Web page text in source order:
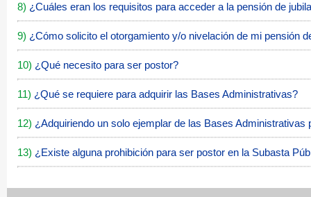
8) ¿Cuáles eran los requisitos para acceder a la pensión de
9) ¿Cómo solicito el otorgamiento y/o nivelación de mi pensión
10) ¿Qué necesito para ser postor?
11) ¿Qué se requiere para adquirir las Bases Administrativas?
12) ¿Adquiriendo un solo ejemplar de las Bases
13) ¿Existe alguna prohibición para ser postor en la Subasta